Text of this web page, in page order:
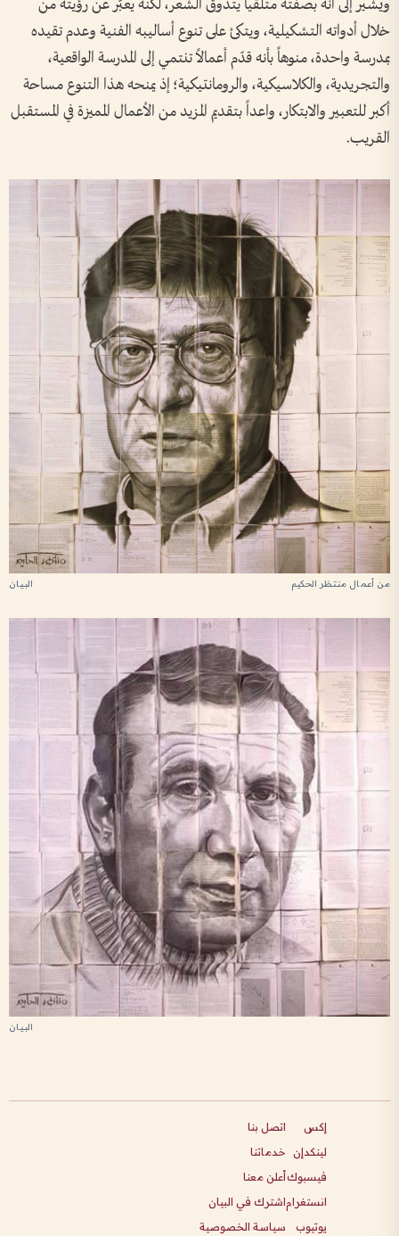
خلال أدواته التشكيلية، ويتكئ على تنوع أساليبه الفنية وعدم تقيده
بمدرسة واحدة، منوهاً بأنه قدّم أعمالاً تنتمي إلى المدرسة الواقعية،
والتجريدية، والكلاسيكية، والرومانتيكية؛ إذ يمنحه هذا التنوع مساحة
أكبر للتعبير والابتكار، واعداً بتقديم المزيد من الأعمال المميزة في المستقبل
القريب.
من أعمال منتظر الحكيم
إكس
لينكدإن
فيسبوك
انستغرام
يوتيوب
اتصل بنا
خدماتنا
أعلن معنا
اشترك في البيان
سياسة الخصوصية